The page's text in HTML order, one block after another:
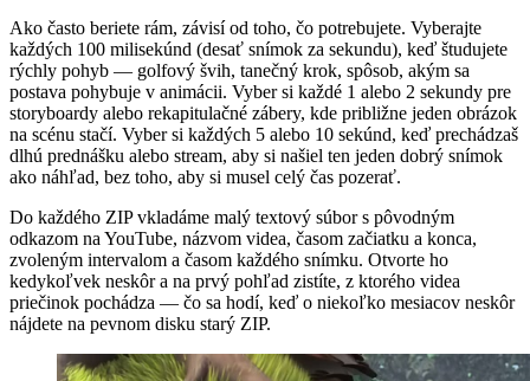
Ako často beriete rám, závisí od toho, čo potrebujete. Vyberajte
každých 100 milisekúnd (desať snímok za sekundu), keď študujete
rýchly pohyb — golfový švih, tanečný krok, spôsob, akým sa
postava pohybuje v animácii. Vyber si každé 1 alebo 2 sekundy pre
storyboardy alebo rekapitulačné zábery, kde približne jeden obrázok
na scénu stačí. Vyber si každých 5 alebo 10 sekúnd, keď prechádzaš
dlhú prednášku alebo stream, aby si našiel ten jeden dobrý snímok
ako náhľad, bez toho, aby si musel celý čas pozerať.
Do každého ZIP vkladáme malý textový súbor s pôvodným
odkazom na YouTube, názvom videa, časom začiatku a konca,
zvoleným intervalom a časom každého snímku. Otvorte ho
kedykoľvek neskôr a na prvý pohľad zistíte, z ktorého videa
priečinok pochádza — čo sa hodí, keď o niekoľko mesiacov neskôr
nájdete na pevnom disku starý ZIP.